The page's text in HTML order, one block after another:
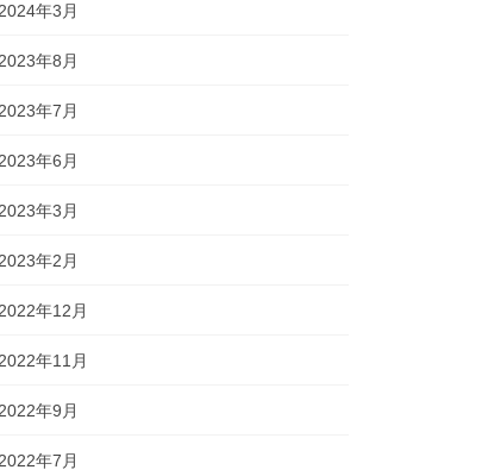
2024年3月
2023年8月
2023年7月
2023年6月
2023年3月
2023年2月
2022年12月
2022年11月
2022年9月
2022年7月